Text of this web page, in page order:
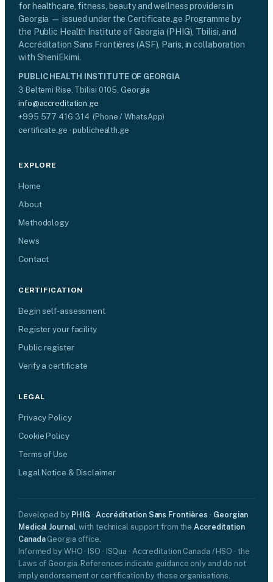
for healthcare, fitness, beauty and wellness providers in
Georgia — issued under the Certificate.ge Programme by
the Public Health Institute of Georgia (PHIG), Tbilisi, and
Accréditation Sans Frontières (ASF), Paris, in collaboration
with SheniEkimi.
PUBLIC HEALTH INSTITUTE OF GEORGIA
3 Beltemi Rise, Tbilisi 0105, Georgia
info@accreditation.ge
+995 577 416 314 (Phone / WhatsApp)
certificate.ge · publichealth.ge
EXPLORE
Home
About
Methodology
News
Contact
CERTIFICATION
Begin self-assessment
Register your facility
Public register
Verify a certificate
LEGAL
Privacy Policy
Cookie Policy
Terms of Use
Legal Notice & Disclaimer
Developed by PHIG ·Accréditation Sans Frontières · Georgian
Medical Journal, with technical support from theAccreditation
CanadaGeorgia office.
Informed by WHO · ISO · ISQua · Accreditation Canada / HSO · the
Laws of Georgia. References indicate guidance only and do not
imply endorsement or certification by those organisations.